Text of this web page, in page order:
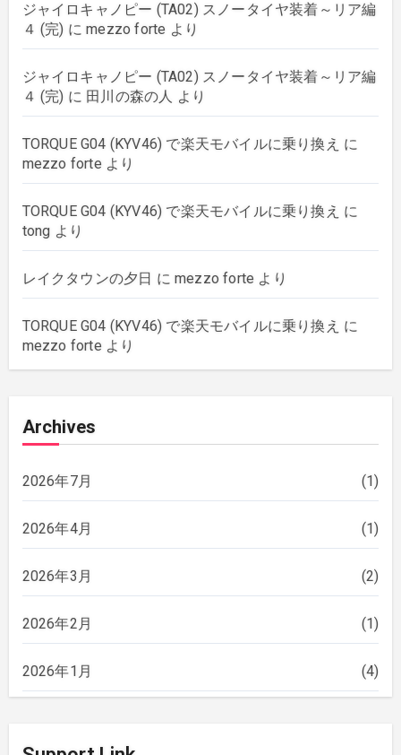
rebuilding (6)
wordpress
ジャイロキャノピー (TA02) スノータイヤ装着～リア編
４ (完) にmezzo forte より
ジャイロキャノピー (TA02) スノータイヤ装着～リア編
４ (完) に 田川の森の人 より
TORQUE G04 (KYV46) で楽天モバイルに乗り換え に
mezzo forteより
TORQUE G04 (KYV46) で楽天モバイルに乗り換え に
tong より
レイクタウンの夕日 にmezzo forte より
TORQUE G04 (KYV46) で楽天モバイルに乗り換え に
mezzo forteより
Archives
2026年7月 (1)
2026年4月 (1)
2026年3月 (2)
2026年2月 (1)
2026年1月 (4)